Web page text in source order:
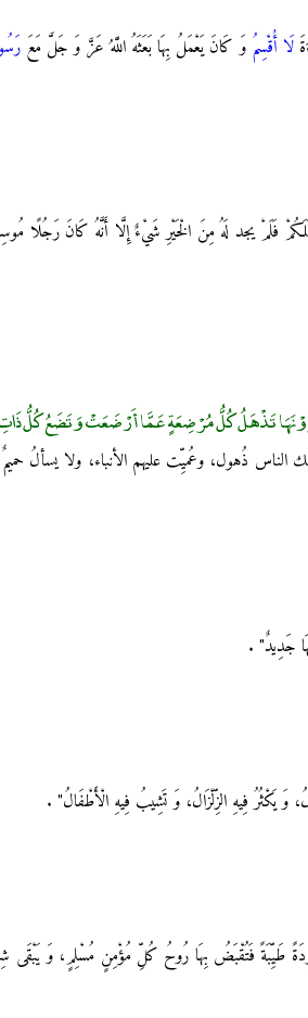
لَا أُقْسِمُ وَ كَانَ يَعْمَلُ بِهَا بَعَثَهُ اللَّهُ عَزَّ وَ جَلَّ مَعَ
فَلَمْ يجد لَهُ مِنَ الْخَيْرِ شَيْ‏ءٌ إِلَّا أَنَّهُ كَانَ رَجُلًا
تَذْهَلُ كُلُّ مُرْضِعَةٍ عَمَّا أَرْضَعَتْ وَتَضَعُ كُلُّ
الناس ذُهول، وعُميِّت عليهم الأنباء، ولا يسألُ حميمٌ
جَدِيدٌ" .
وَ يَكْثُرُ فِيهِ الزِّلْزَالُ، وَ تَشِيبُ فِيهِ الْأَطْفَالُ" .
طَيِّبَةً فَتُقْبَضُ بِهَا رُوحُ كُلِّ مُؤْمِنٍ مُسْلِمٍ، وَ يَبْقَى